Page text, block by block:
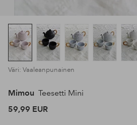
Väri: Vaaleanpunainen
Mimou Teesetti Mini
59,99 EUR